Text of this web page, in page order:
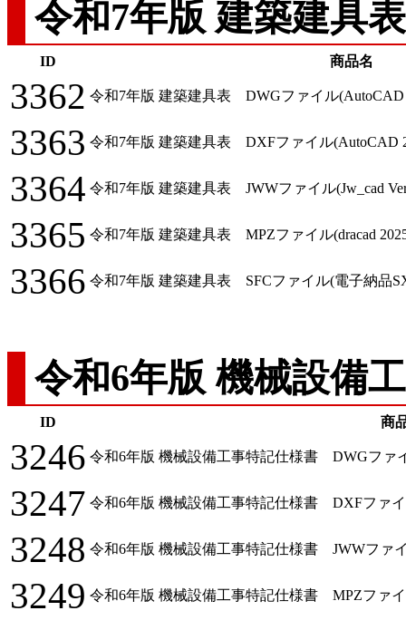
令和7年版 建築建具表
ID 商品名
3362 令和7年版 建築建具表 DWGファイル(AutoCAD
3363 令和7年版 建築建具表 DXFファイル(AutoCAD
3364 令和7年版 建築建具表 JWWファイル(Jw_cad
3365 令和7年版 建築建具表 MPZファイル(dracad
3366 令和7年版 建築建具表 SFCファイル(電子納品
令和6年版 機械設備
ID 商
3246 令和6年版 機械設備工事特記仕様書 DWGファ
3247 令和6年版 機械設備工事特記仕様書 DXFファ
3248 令和6年版 機械設備工事特記仕様書 JWWファイ
3249 令和6年版 機械設備工事特記仕様書 MPZファ